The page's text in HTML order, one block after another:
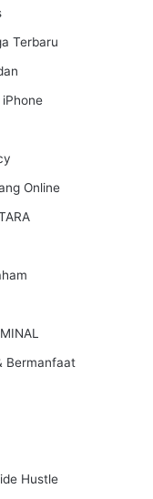
Terbaru
Online
Bermanfaat
Hustle